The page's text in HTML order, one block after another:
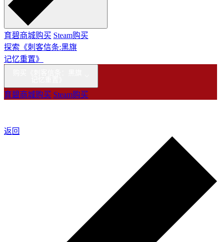
育碧商城购买 Steam购买
探索《刺客信条:黑旗
记忆重置》
育碧商城购买 Steam购买
返回